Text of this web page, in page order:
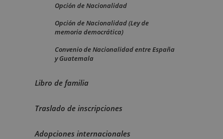
Opción de Nacionalidad
Opción de Nacionalidad (Ley de
memoria democrática)
Convenio de Nacionalidad entre España
y Guatemala
Libro de familia
Traslado de inscripciones
Adopciones internacionales